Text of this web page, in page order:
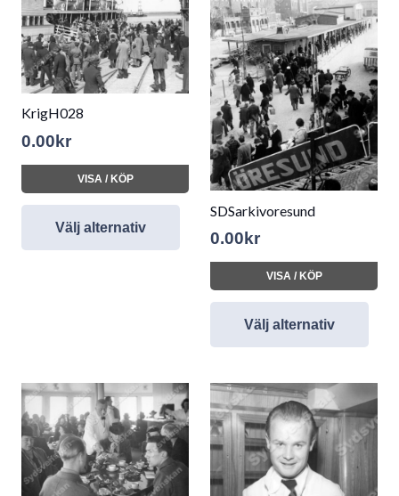
KrigH028
0.00 kr
VISA / KÖP
Välj alternativ
SDSarkivoresund
0.00 kr
VISA / KÖP
Välj alternativ